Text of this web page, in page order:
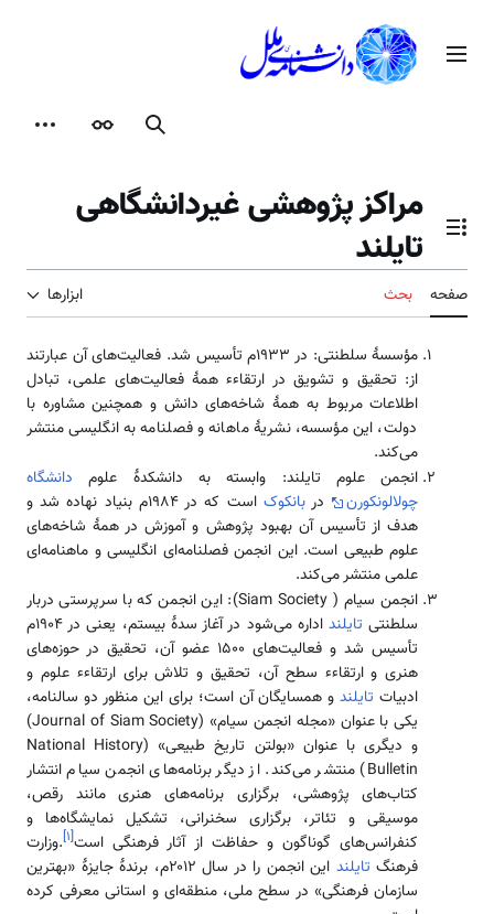
محتوامنوی اصلی
جستجوظاهر
تغییر وضعیت فهرست محتویات
مراکز پژوهشی غیردانشگاهی
تایلند
صفحه بحث ابزارها
مؤسسهٔ سلطنتی: در ۱۹۳۳م تأسیس شد. فعالیت‌های آن عبارتند
از: تحقیق و تشویق در ارتقاءء همهٔ فعالیت‌های علمی، تبادل
اطلاعات مربوط به همهٔ شاخه‌های دانش و همچنین مشاوره با
دولت، این مؤسسه، نشریهٔ ماهانه و فصلنامه به انگلیسی منتشر
می‌کند.
انجمن علوم تایلند: وابسته به دانشکدهٔ علوم دانشگاه
چولالونکورن
دربانکوک
است که در ۱۹۸۴م بنیاد نهاده شد و
هدف از تأسیس آن بهبود پژوهش و آموزش در همهٔ شاخه‌های
علوم طبیعی است. این انجمن فصلنامه‌ای انگلیسی و ماهنامه‌ای
علمی منتشر می‌کند.
انجمن سیام ( Siam Society): این انجمن که با سرپرستی دربار
سلطنتی تایلند
اداره می‌شود در آغاز سدهٔ بیستم، یعنی در ۱۹۰۴م
تأسیس شد و فعالیت‌های ۱۵۰۰ عضو آن، تحقیق در حوزه‌های
هنری و ارتقاءء سطح آن، تحقیق و تلاش برای ارتقاءء علوم و
ادبیات تایلندو همسایگان آن است؛ برای این منظور دو سالنامه،
یکی با عنوان «مجله انجمن سیام» (Journal of Siam Society)
و دیگری با عنوان «بولتن تاریخ طبیعی» (National History
Bulletin) منتشر می‌کند. از دیگر برنامه‌های انجمن سیام انتشار
کتاب‌های پژوهشی، برگزاری برنامه‌های هنری مانند رقص،
موسیقی و تئاتر، برگزاری سخنرانی، تشکیل نمایشگاه‌ها و
کنفرانس‌های گوناگون و حفاظت از آثار فرهنگی است[۱].وزارت
فرهنگ تایلند
این انجمن را در سال ۲۰۱۲م، برندهٔ جایزهٔ «بهترین
سازمان فرهنگی» در سطح ملی، منطقه‌ای و استانی معرفی کرده